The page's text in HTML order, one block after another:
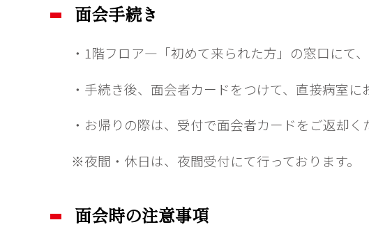
面会手続き
・1階フロア―「初めて来られた方」の窓口にて
・手続き後、面会者カードをつけて、直接病室に
・お帰りの際は、受付で面会者カードをご返却く
※夜間・休日は、夜間受付にて行っております。
面会時の注意事項